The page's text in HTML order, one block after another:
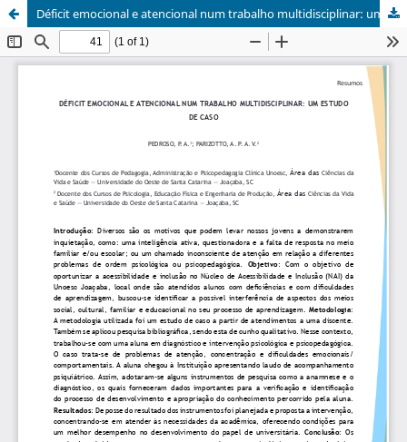
Déficit emocional e atencional num trabalho multidisciplinar: um estudo de caso